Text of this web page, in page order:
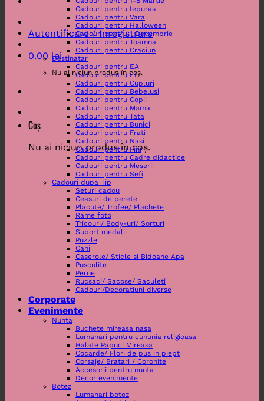
Autentificare / Înregistrare
0.00 lei
Nu ai niciun produs în coș.
Coș
Nu ai niciun produs în coș.
Cadouri pentru Iepuras
Cadouri pentru Vara
Cadouri pentru Halloween
Cadouri pentru 1 Decembrie
Cadouri pentru Toamna
Cadouri pentru Craciun
Destinatar
Cadouri pentru EA
Cadouri pentru EL
Cadouri pentru Cupluri
Cadouri pentru Bebelusi
Cadouri pentru Copii
Cadouri pentru Mama
Cadouri pentru Tata
Cadouri pentru Bunici
Cadouri pentru Frati
Cadouri pentru Nasi
Cadouri pentru Fini
Cadouri pentru Cadre didactice
Cadouri pentru Meserii
Cadouri pentru Sefi
Cadouri dupa Tip
Seturi cadou
Ceasuri de perete
Placute/ Trofee/ Plachete
Rame foto
Tricouri/ Body-uri/ Sorturi
Suport medalii
Puzzle
Cani
Caserole/ Sticle si Bidoane Apa
Pusculite
Perne
Rucsaci/ Sacose/ Saculeti
Cadouri/Decoratiuni diverse
Corporate
Evenimente
Nunta
Buchete mireasa nasa
Lumanari pentru cununia religioasa
Halate Papuci Mireasa
Cocarde/ Flori de pus in piept
Corsaje/ Bratari / Coronite
Accesorii pentru nunta
Decor evenimente
Botez
Lumanari botez